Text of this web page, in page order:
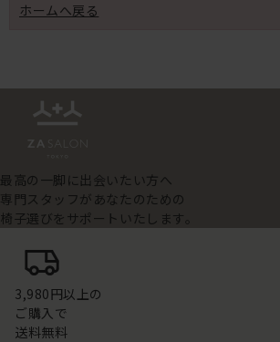
ホームへ戻る
最高の一脚に出会いたい方へ
専門スタッフがあなたのための
椅子選びをサポートいたします。
3,980円以上の
ご購入で
送料無料